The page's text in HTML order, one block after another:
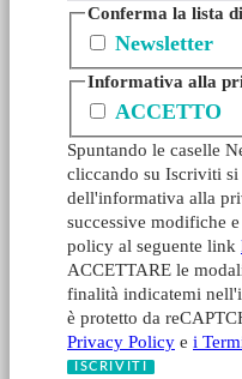
Conferma la lista
Newsletter
Informativa alla
ACCETTO
Spuntando le caselle
cliccando su Iscriviti
dell'informativa alla
successive modifiche
policy al seguente link
ACCETTARE le
finalità indicatemi
è protetto da
Privacy Policy e i